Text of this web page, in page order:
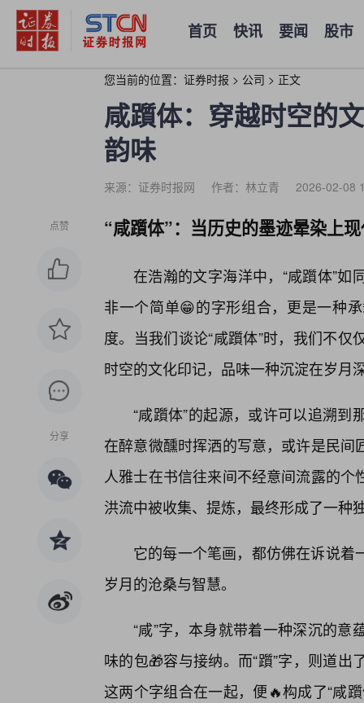
首页 快讯 要闻 股市
您当前的位置： 证券时报 > 公司 > 正文
咸躓体：穿越时空的
韵味
来源：证券时报网 作者：林立青 2026-02-08
点赞
分享
“咸躓体”：当历史的墨迹晕染上
在浩瀚的文字海洋中，“咸躓体”
非一个简单😁的字形组合，更是一种
度。当我们谈论“咸躓体”时，我们不
时空的文化印记，品味一种沉淀在岁月
“咸躓体”的起源，或许可以追溯
在醉意微醺时挥洒的写意，或许是民
人雅士在书信往来间不经意间流露的
洪流中被收集、提炼，最终形成了一
它的每一个笔画，都仿佛在诉说
岁月的沧桑与智慧。
“咸”字，本身就带着一种深沉的
味的包🎁容与接纳。而“躓”字，则道
这两个字组合在一起，便🔥构成了“咸